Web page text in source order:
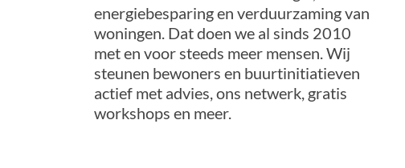
energiebesparing en verduurzaming van
woningen. Dat doen we al sinds 2010
met en voor steeds meer mensen. Wij
steunen bewoners en buurtinitiatieven
actief met advies, ons netwerk, gratis
workshops en meer.